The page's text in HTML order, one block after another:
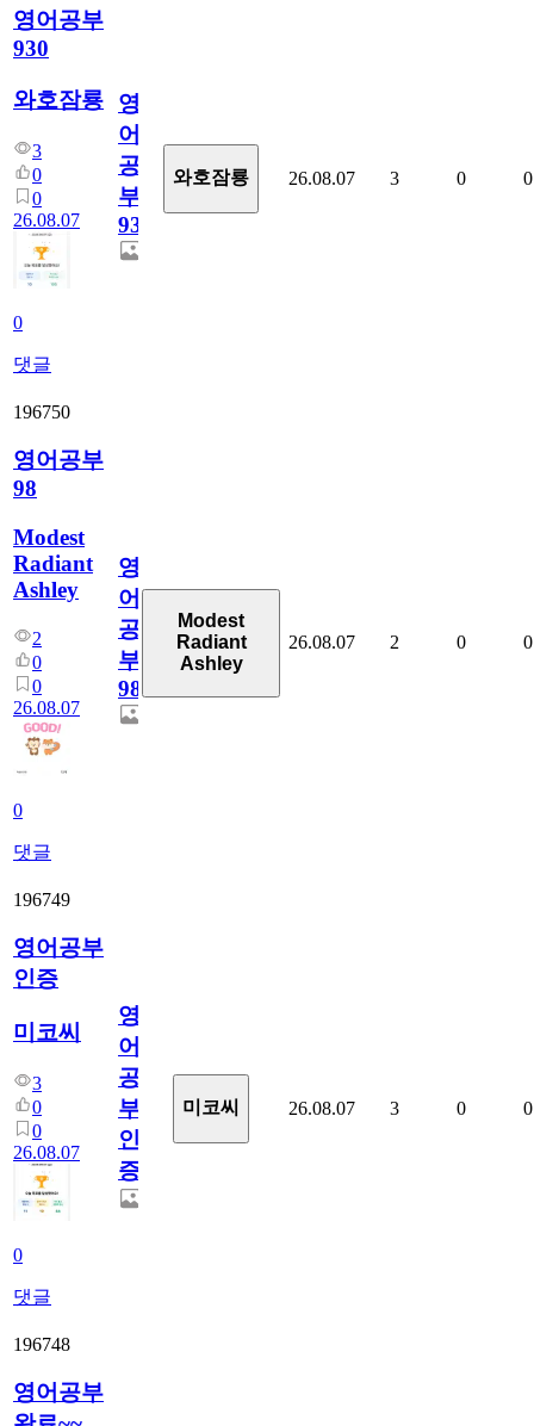
영어공부
930
와호잠룡
3
0
0
26.08.07
0
댓글
영
어
공
부
930
와호잠룡 26.08.07 3 0 0
196750
영어공부
98
Modest
Radiant
Ashley
2
0
0
26.08.07
0
댓글
영
어
공
부
98
Modest
Radiant
Ashley
26.08.07 2 0 0
196749
영어공부
인증
미코씨
3
0
0
26.08.07
0
댓글
영
어
공
부
인
증
미코씨 26.08.07 3 0 0
196748
영어공부